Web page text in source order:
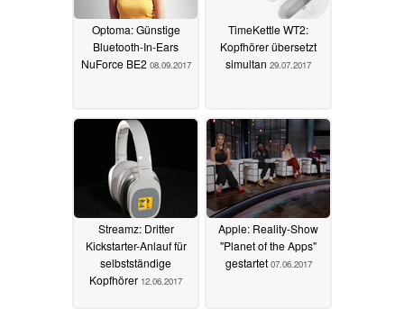
Optoma: Günstige
Bluetooth-In-Ears
NuForce BE2 08.09.2017
TimeKettle WT2:
Kopfhörer übersetzt
simultan 29.07.2017
Streamz: Dritter
Kickstarter-Anlauf für
selbstständige
Kopfhörer 12.06.2017
Apple: Reality-Show
"Planet of the Apps"
gestartet 07.06.2017